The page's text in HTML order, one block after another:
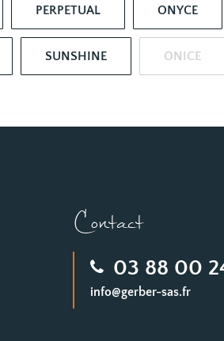
PERPETUAL ONYCE
SUNSHINE ONICE
Contact
03 88 00
info@gerber-sas.fr